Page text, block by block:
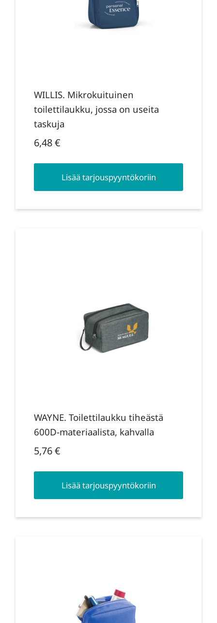
WILLIS. Mikrokuituinen
toilettilaukku, jossa on useita
taskuja
6,48€
Lisää tarjouspyyntökoriin
WAYNE. Toilettilaukku tiheästä
600D-materiaalista, kahvalla
5,76€
Lisää tarjouspyyntökoriin